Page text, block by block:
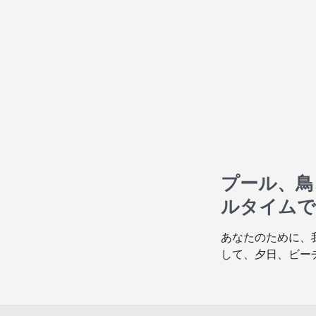
プール、
ルタイム
あなたのために
して、夕日、ビ